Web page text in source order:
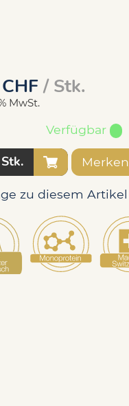
CHF/ Stk.
MwSt.
Verfügbar
Stk. Merken
zu diesem Artikel